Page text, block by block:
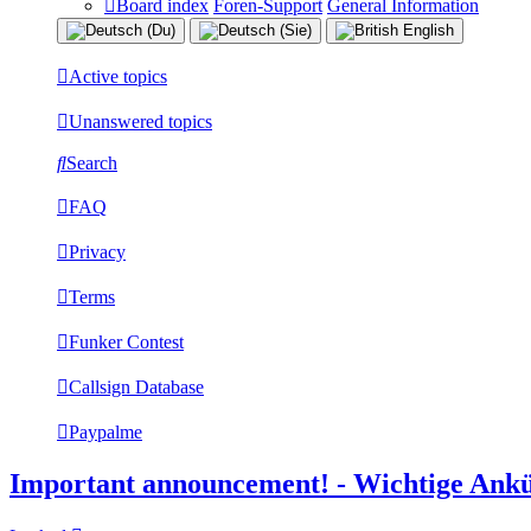
Board index Foren-Support General Information
Active topics
Unanswered topics
Search
FAQ
Privacy
Terms
Funker Contest
Callsign Database
Paypalme
Important announcement! - Wichtige